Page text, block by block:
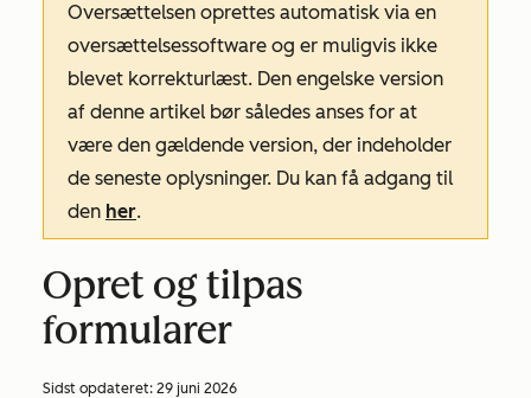
Oversættelsen oprettes automatisk via en
oversættelsessoftware og er muligvis ikke
blevet korrekturlæst. Den engelske version
af denne artikel bør således anses for at
være den gældende version, der indeholder
de seneste oplysninger. Du kan få adgang til
den her.
Opret og tilpas
formularer
Sidst opdateret: 29 juni 2026